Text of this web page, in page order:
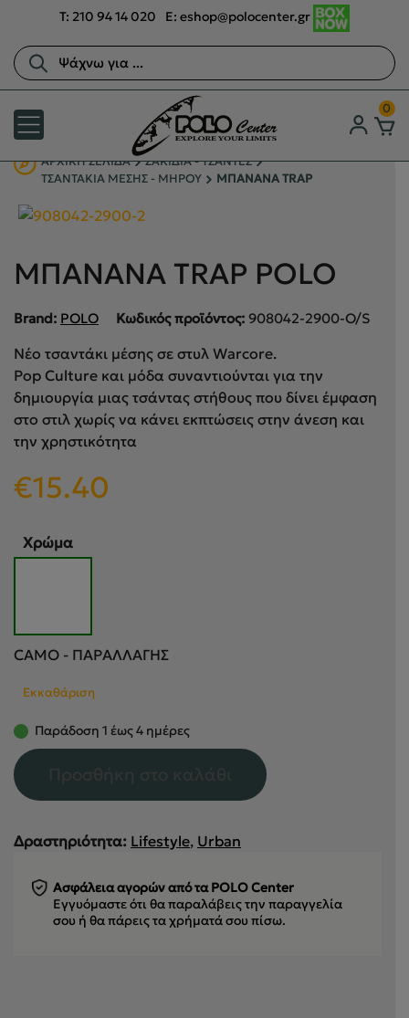
T: 210 94 14 020 E:eshop@polocenter.gr
0
Αναζήτηση
προϊόντων
ΑΡΧΙΚΉ ΣΕΛΊΔΑ
ΣΑΚΙΔΙΑ - ΤΣΑΝΤΕΣ
ΤΣΑΝΤΑΚΙΑ ΜΕΣΗΣ - ΜΗΡΟΥ
ΜΠΑΝΑΝΑ TRAP
ΜΠΑΝΑΝΑ TRAP POLO
Brand: POLO Κωδικός προϊόντος: 908042-2900-O/S
Νέο τσαντάκι μέσης σε στυλ Warcore.
Pop Culture και μόδα συναντιούνται για την
δημιουργία μιας τσάντας στήθους που δίνει έμφαση
στο στιλ χωρίς να κάνει εκπτώσεις στην άνεση και
την χρηστικότητα
€15.40
Χρώμα
CAMO - ΠΑΡΑΛΛΑΓΗΣ
Εκκαθάριση
Παράδοση 1 έως 4 ημέρες
Δραστηριότητα: Lifestyle, Urban
Ασφάλεια αγορών από τα POLO Center
Εγγυόμαστε ότι θα παραλάβεις την παραγγελία
σου ή θα πάρεις τα χρήματά σου πίσω.